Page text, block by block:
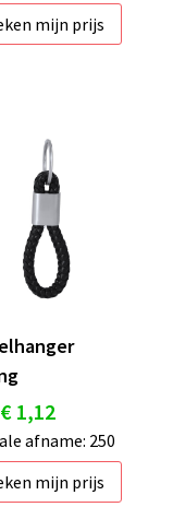
mijn prijs
€ 1,12
afname: 250
mijn prijs